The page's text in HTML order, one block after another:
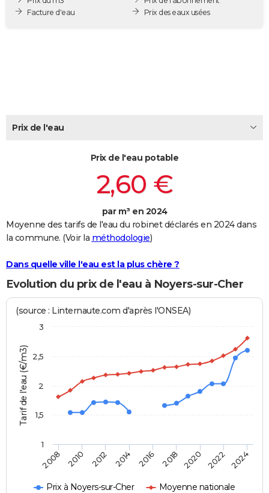
Destinations
City break
Voyage nature
Voyage de noces
Forum
Climat
PHOTO
Dictionnaire
Biographies
Citations
Expressions
Proverbes
Bricolage
Lifestyle
Culture
Sport
Auto
Television
Voyage
Cinema
Facture d'eau
Prix des eaux usées
Prix de l'eau
Prix de l'eau potable
2,60 €
par m³ en 2024
Moyenne des tarifs de l'eau du robinet déclarés en 2024 dans
la commune. (Voir la méthodologie)
Dans quelle ville l'eau est la plus chère ?
Evolution du prix de l'eau à Noyers-sur-Cher
Tarif de l'eau (€/m3)
(source : Linternaute.com d'après l'ONSEA)
Prix à Noyers-sur-Cher Moyenne nationale
2008 2010 2012 2014 2016 2018 2020 2022 2024
1
1,5
2
2,5
3